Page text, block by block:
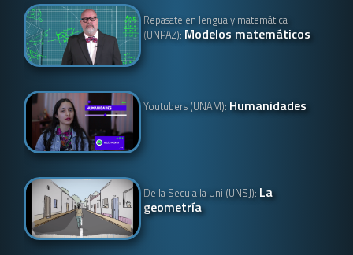
Repasate en lengua y matemática
(UNPAZ): Modelos matemáticos
Youtubers (UNAM): Humanidades
De la Secu a la Uni (UNSJ): La
geometría